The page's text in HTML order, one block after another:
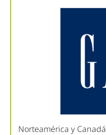
Norteamérica y Canadá